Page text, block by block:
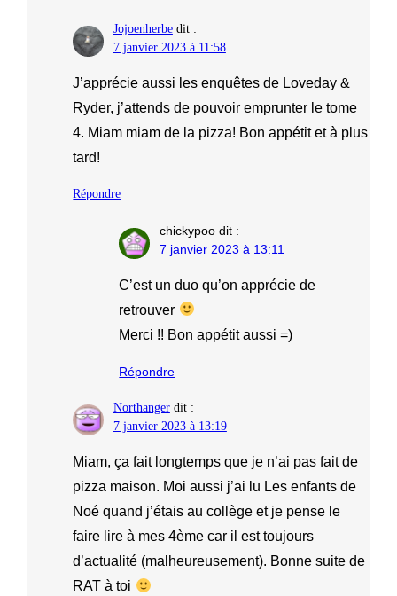
Jojoenherbe dit :
7 janvier 2023 à 11:58
J’apprécie aussi les enquêtes de Loveday &
Ryder, j’attends de pouvoir emprunter le tome
4. Miam miam de la pizza! Bon appétit et à plus
tard!
Répondre
chickypoo dit :
7 janvier 2023 à 13:11
C’est un duo qu’on apprécie de
retrouver
Merci !! Bon appétit aussi =)
Répondre
Northanger dit :
7 janvier 2023 à 13:19
Miam, ça fait longtemps que je n’ai pas fait de
pizza maison. Moi aussi j’ai lu Les enfants de
Noé quand j’étais au collège et je pense le
faire lire à mes 4ème car il est toujours
d’actualité (malheureusement). Bonne suite de
RAT à toi